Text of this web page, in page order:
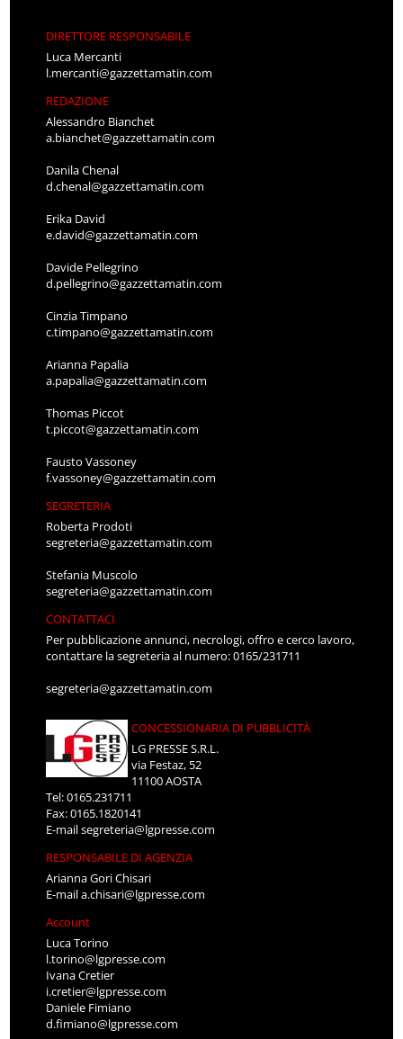
DIRETTORE RESPONSABILE
Luca Mercanti
l.mercanti@gazzettamatin.com
REDAZIONE
Alessandro Bianchet
a.bianchet@gazzettamatin.com
Danila Chenal
d.chenal@gazzettamatin.com
Erika David
e.david@gazzettamatin.com
Davide Pellegrino
d.pellegrino@gazzettamatin.com
Cinzia Timpano
c.timpano@gazzettamatin.com
Arianna Papalia
a.papalia@gazzettamatin.com
Thomas Piccot
t.piccot@gazzettamatin.com
Fausto Vassoney
f.vassoney@gazzettamatin.com
SEGRETERIA
Roberta Prodoti
segreteria@gazzettamatin.com
Stefania Muscolo
segreteria@gazzettamatin.com
CONTATTACI
Per pubblicazione annunci, necrologi, offro e cerco lavoro,
contattare la segreteria al numero: 0165/231711
segreteria@gazzettamatin.com
CONCESSIONARIA DI PUBBLICITÀ
LG PRESSE S.R.L.
via Festaz, 52
11100 AOSTA
Tel: 0165.231711
Fax: 0165.1820141
E-mailsegreteria@lgpresse.com
RESPONSABILE DI AGENZIA
Arianna Gori Chisari
E-maila.chisari@lgpresse.com
Account
Luca Torino
l.torino@lgpresse.com
Ivana Cretier
i.cretier@lgpresse.com
Daniele Fimiano
d.fimiano@lgpresse.com